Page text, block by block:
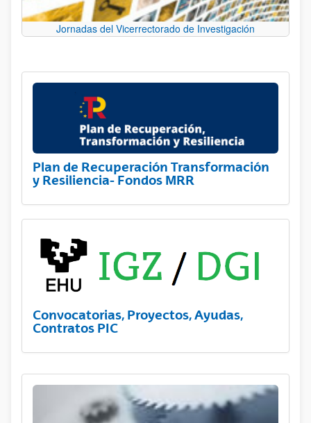
Jornadas del Vicerrectorado de Investigación
Plan de Recuperación Transformación
y Resiliencia- Fondos MRR
Convocatorias, Proyectos, Ayudas,
Contratos PIC